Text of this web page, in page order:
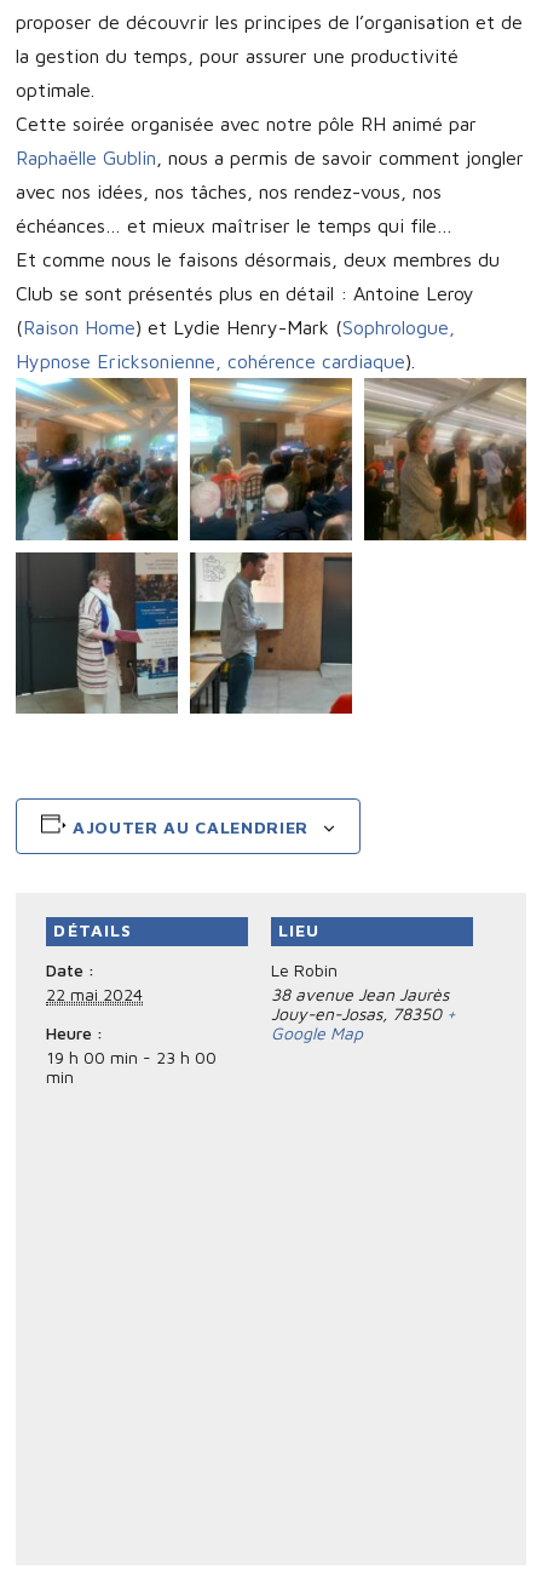
proposer de découvrir les principes de l’organisation et de
la gestion du temps, pour assurer une productivité
optimale.
Cette soirée organisée avec notre pôle RH animé par
Raphaëlle Gublin , nous a permis de savoir comment jongler
avec nos idées, nos tâches, nos rendez-vous, nos
échéances… et mieux maîtriser le temps qui file…
Et comme nous le faisons désormais, deux membres du
Club se sont présentés plus en détail : Antoine Leroy
(Raison Home) et Lydie Henry-Mark (Sophrologue,
Hypnose Ericksonienne, cohérence cardiaque).
AJOUTER AU CALENDRIER
DÉTAILS
Date :
22 mai 2024
Heure :
19 h 00 min - 23 h 00
min
LIEU
Le Robin
38 avenue Jean Jaurès
Jouy-en-Josas, 78350 +
Google Map